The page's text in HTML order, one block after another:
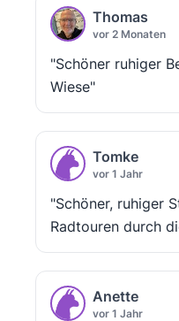
Thomas
vor 2 Monaten
"Schöner ruhiger
Wiese"
Tomke
vor 1 Jahr
"Schöner, ruhiger
Radtouren durch
Anette
vor 1 Jahr